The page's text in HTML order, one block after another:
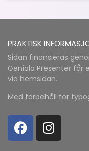
PRAKTISK
Sidan finansieras
Geniala Presenter får
via hemsidan.
Med förbehåll för